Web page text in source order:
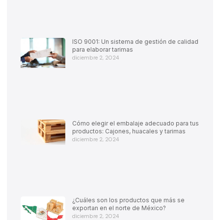
ISO 9001: Un sistema de gestión de calidad
para elaborar tarimas
diciembre 2, 2024
Cómo elegir el embalaje adecuado para tus
productos: Cajones, huacales y tarimas
diciembre 2, 2024
¿Cuáles son los productos que más se
exportan en el norte de México?
diciembre 2, 2024